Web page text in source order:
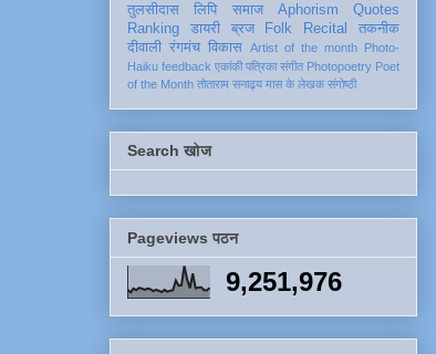
तुलसीदास
लिपि समाज Aphorism
Quotes
Ranking
डायरी ब्रज Folk Recital
तकनीक
दीवाली रंगमंच विकास Artist of the month Photo-
Haiku feedback एकांकी पत्रिका संगीत Photopoetry Poet
of the Month तोताराम सनाढ्य मास के लेखक संगोष्ठी
Search खोज
Pageviews पठन
9,251,976